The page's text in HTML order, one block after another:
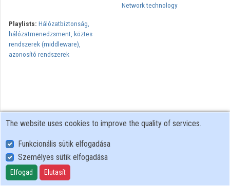
Network technology
Playlists: Hálózatbiztonság,
hálózatmenedzsment, köztes
rendszerek (middleware),
azonosító rendszerek
User Policy
Adatkezelési tájékoztató (en)
Cookie Policy
The website uses cookies to improve the quality of services.
Funkcionális sütik elfogadása
Személyes sütik elfogadása
Elfogad Elutasít